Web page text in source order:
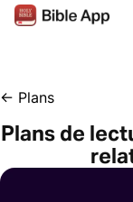
← Plans
Plans de